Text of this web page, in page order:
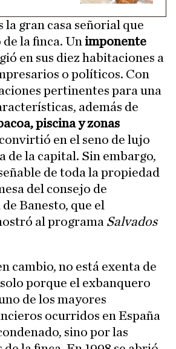
la gran casa señorial que
la finca. Un imponente
en sus diez habitaciones a
o políticos. Con
pertinentes para una
además de
piscina y zonas
en el seno de lujo
de la capital. Sin embargo,
de toda la propiedad
del consejo de
Banesto, que el
al programa Salvados
cambio, no está exenta de
porque el exbanquero
de los mayores
ocurridos en España
sino por las